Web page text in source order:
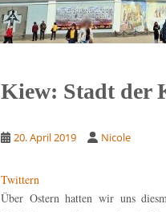
Kiew: Stadt der
20. April 2019 Nicole
Twittern
Über Ostern hatten wir uns